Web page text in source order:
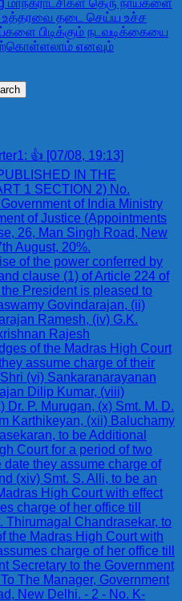
மாநகராட்சிகள் தெரு நாய்களை
உத்தரவை தடை செய்ய உச்ச
பிடிக்கும் நடவடிக்கையை
எனவும்
👍 [07/08, 19:13]
IN THE
1 SECTION 2) No.
of India Ministry
of Justice (Appointments
26, Man Singh Road, New
August, 20%.
of the power conferred by
clause (1) of Article 224 of
President is pleased to
Govindarajan, (ii)
Ramesh, (iv) G.K.
Rajesh
of the Madras High Court
assume charge of their
(vi) Sankaranarayanan
Dilip Kumar, (viii)
Dr. P. Murugan, (x) Smt. M. D.
Karthikeyan, (xii) Baluchamy
to be Additional
Court for a period of two
date they assume charge of
(xiv) Smt. S. Alli, to be an
High Court with effect
charge of her office till
Thirumagal Chandrasekar, to
the Madras High Court with
charge of her office till
Secretary to the Government
The Manager, Government
New Delhi. - 2 - No. K-